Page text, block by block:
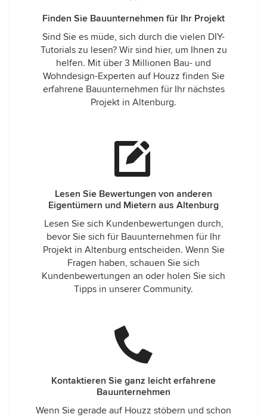
Finden Sie Bauunternehmen für Ihr Projekt
Sind Sie es müde, sich durch die vielen DIY-
Tutorials zu lesen? Wir sind hier, um Ihnen zu
helfen. Mit über 3 Millionen Bau- und
Wohndesign-Experten auf Houzz finden Sie
erfahrene Bauunternehmen für Ihr nächstes
Projekt in Altenburg.
Lesen Sie Bewertungen von anderen
Eigentümern und Mietern aus Altenburg
Lesen Sie sich Kundenbewertungen durch,
bevor Sie sich für Bauunternehmen für Ihr
Projekt in Altenburg entscheiden. Wenn Sie
Fragen haben, schauen Sie sich
Kundenbewertungen an oder holen Sie sich
Tipps in unserer Community.
Kontaktieren Sie ganz leicht erfahrene
Bauunternehmen
Wenn Sie gerade auf Houzz stöbern und schon